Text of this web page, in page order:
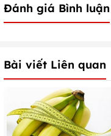
Đánh giá Bình luận
Bài viết Liên quan